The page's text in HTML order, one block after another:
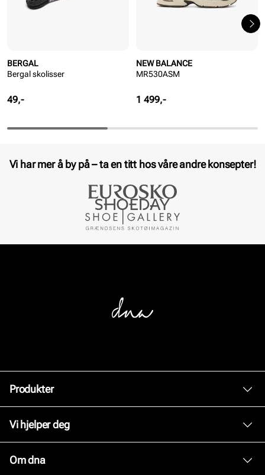
BERGAL
Bergal skolisser
Pris
49,-
NEW BALANCE
MR530ASM
Pris
1 499,-
Vi har mer å by på – ta en titt hos våre andre konsepter!
Produkter
Tilbehør
Vi hjelper deg
Om dna